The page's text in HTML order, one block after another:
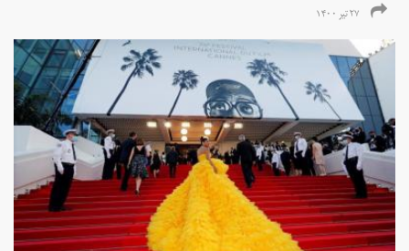
۲۷ تیر ۱۴۰۰